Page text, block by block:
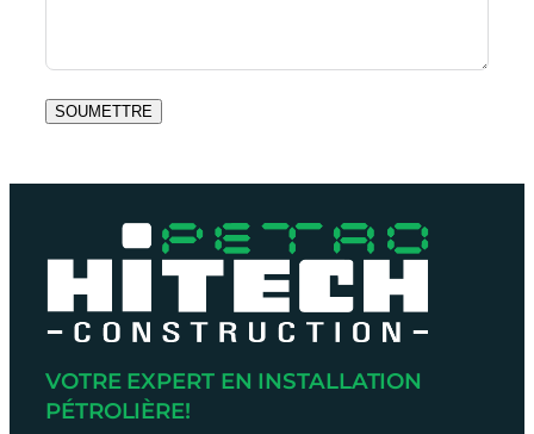
SOUMETTRE
VOTRE EXPERT EN INSTALLATION
PÉTROLIÈRE!